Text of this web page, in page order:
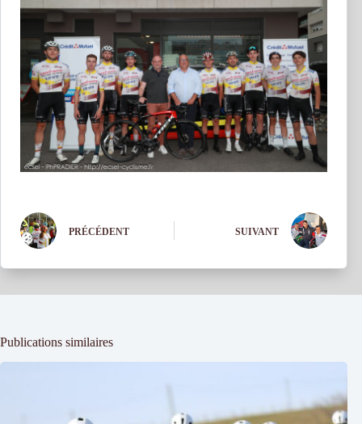
PRÉCÉDENT SUIVANT
Publications similaires